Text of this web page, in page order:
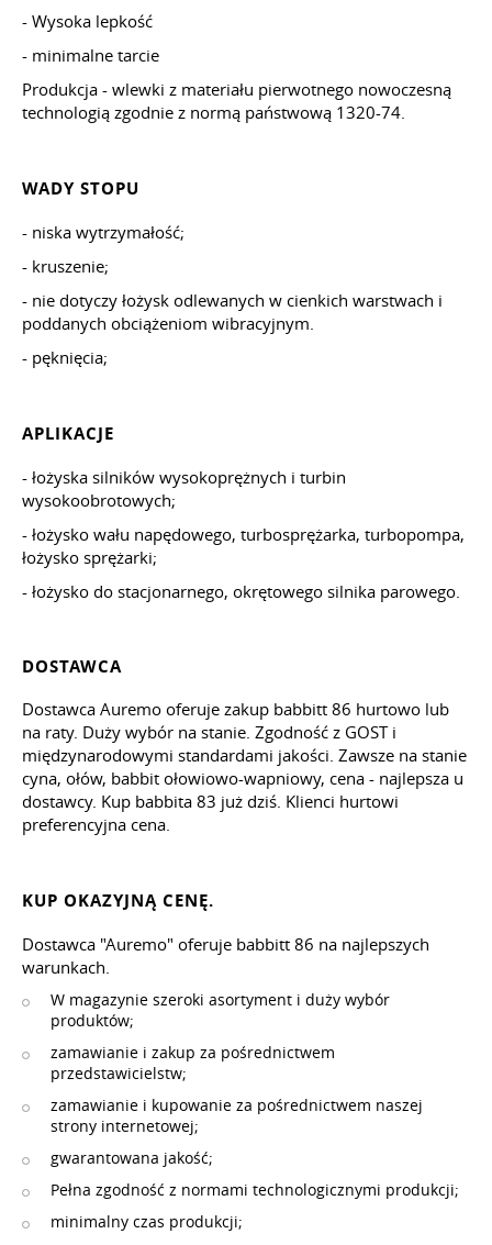
- Wysoka lepkość
- minimalne tarcie
Produkcja - wlewki z materiału pierwotnego nowoczesną
technologią zgodnie z normą państwową 1320-74.
WADY STOPU
- niska wytrzymałość;
- kruszenie;
- nie dotyczy łożysk odlewanych w cienkich warstwach i
poddanych obciążeniom wibracyjnym.
- pęknięcia;
APLIKACJE
- łożyska silników wysokoprężnych i turbin
wysokoobrotowych;
- łożysko wału napędowego, turbosprężarka, turbopompa,
łożysko sprężarki;
- łożysko do stacjonarnego, okrętowego silnika parowego.
DOSTAWCA
Dostawca Auremo oferuje zakup babbitt 86 hurtowo lub
na raty. Duży wybór na stanie. Zgodność z GOST i
międzynarodowymi standardami jakości. Zawsze na stanie
cyna, ołów, babbit ołowiowo-wapniowy, cena - najlepsza u
dostawcy. Kup babbita 83 już dziś. Klienci hurtowi
preferencyjna cena.
KUP OKAZYJNĄ CENĘ.
Dostawca "Auremo" oferuje babbitt 86 na najlepszych
warunkach.
W magazynie szeroki asortyment i duży wybór
produktów;
zamawianie i zakup za pośrednictwem
przedstawicielstw;
zamawianie i kupowanie za pośrednictwem naszej
strony internetowej;
gwarantowana jakość;
Pełna zgodność z normami technologicznymi produkcji;
minimalny czas produkcji;